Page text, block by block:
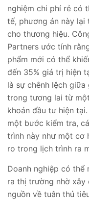
nghiệm chi phí rẻ có
tế, phương án này
cho thương hiệu.
Partners ước tính
phẩm mới có thể
đến 35% giá trị hiện
là sự chênh lệch
trong tương lai từ
khoản đầu tư hiện
một bước kiểm tra,
trình này như một cơ
ro trong lịch trình ra
Doanh nghiệp có thể
ra thị trường nhờ xây
nguồn về tuân thủ